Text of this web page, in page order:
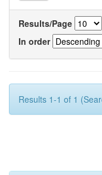
Results/Page
In order
Results 1-1 of 1